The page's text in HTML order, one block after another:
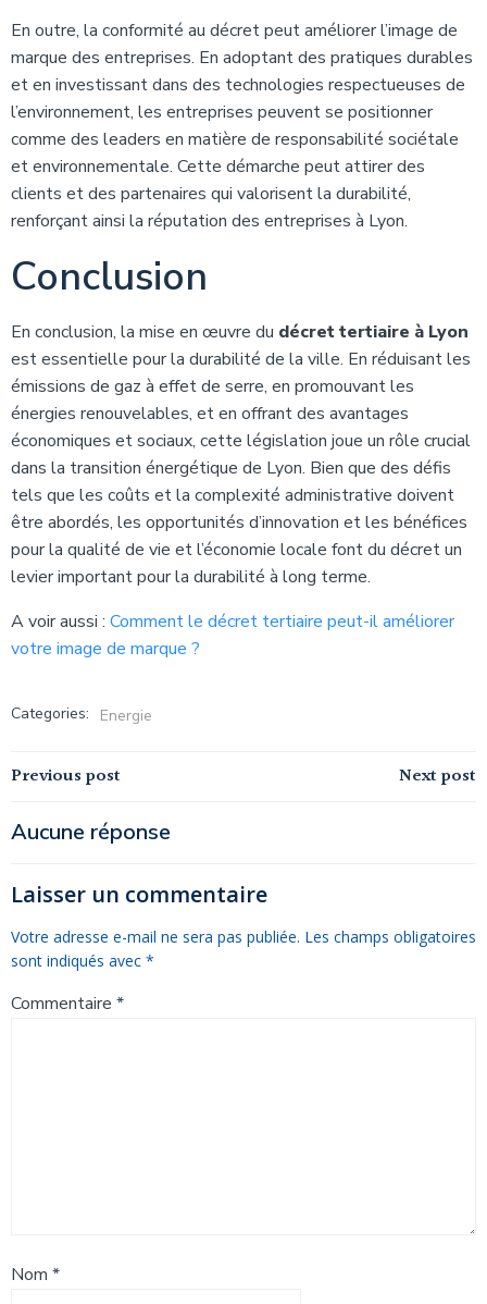
En outre, la conformité au décret peut améliorer l’image de
marque des entreprises. En adoptant des pratiques durables
et en investissant dans des technologies respectueuses de
l’environnement, les entreprises peuvent se positionner
comme des leaders en matière de responsabilité sociétale
et environnementale. Cette démarche peut attirer des
clients et des partenaires qui valorisent la durabilité,
renforçant ainsi la réputation des entreprises à Lyon.
Conclusion
En conclusion, la mise en œuvre du décret tertiaire à Lyon
est essentielle pour la durabilité de la ville. En réduisant les
émissions de gaz à effet de serre, en promouvant les
énergies renouvelables, et en offrant des avantages
économiques et sociaux, cette législation joue un rôle crucial
dans la transition énergétique de Lyon. Bien que des défis
tels que les coûts et la complexité administrative doivent
être abordés, les opportunités d’innovation et les bénéfices
pour la qualité de vie et l’économie locale font du décret un
levier important pour la durabilité à long terme.
A voir aussi : Comment le décret tertiaire peut-il améliorer
votre image de marque ?
Categories: Energie
Navigation
de
l’article
Previous post Navigation
l’article
Next post
Aucune réponse
Laisser un commentaire
Votre adresse e-mail ne sera pas publiée. Les champs obligatoires
sont indiqués avec *
Commentaire *
Nom *